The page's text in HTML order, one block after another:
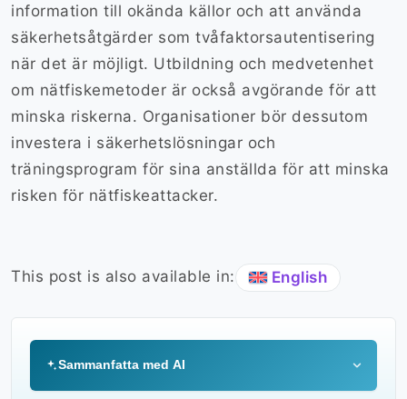
information till okända källor och att använda
säkerhetsåtgärder som tvåfaktorsautentisering
när det är möjligt. Utbildning och medvetenhet
om nätfiskemetoder är också avgörande för att
minska riskerna. Organisationer bör dessutom
investera i säkerhetslösningar och
träningsprogram för sina anställda för att minska
risken för nätfiskeattacker.
This post is also available in: English
Sammanfatta med AI